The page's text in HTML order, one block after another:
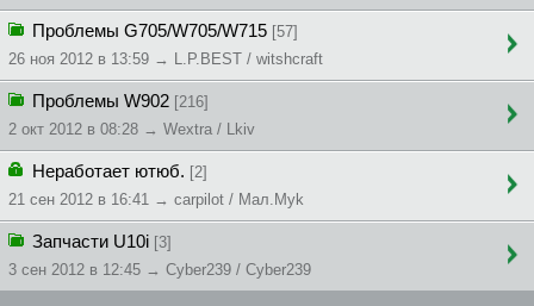
Проблемы G705/W705/W715 [57]
26 ноя 2012 в 13:59 → L.P.BEST / witshcraft
Проблемы W902 [216]
2 окт 2012 в 08:28 → Wextra / Lkiv
Неработает ютюб. [2]
21 сен 2012 в 16:41 → carpilot / Мал.Муk
Запчасти U10i [3]
3 сен 2012 в 12:45 → Cyber239 / Cyber239